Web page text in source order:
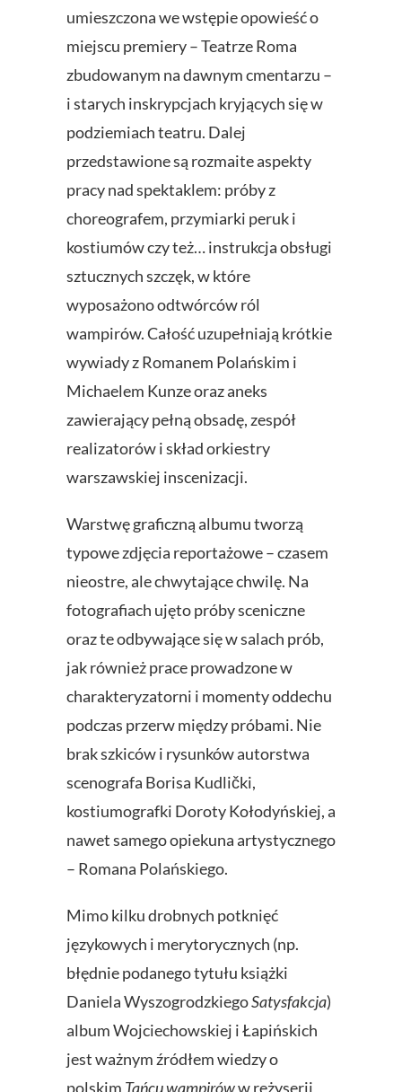
umieszczona we wstępie opowieść o
miejscu premiery – Teatrze Roma
zbudowanym na dawnym cmentarzu –
i starych inskrypcjach kryjących się w
podziemiach teatru. Dalej
przedstawione są rozmaite aspekty
pracy nad spektaklem: próby z
choreografem, przymiarki peruk i
kostiumów czy też… instrukcja obsługi
sztucznych szczęk, w które
wyposażono odtwórców ról
wampirów. Całość uzupełniają krótkie
wywiady z Romanem Polańskim i
Michaelem Kunze oraz aneks
zawierający pełną obsadę, zespół
realizatorów i skład orkiestry
warszawskiej inscenizacji.
Warstwę graficzną albumu tworzą
typowe zdjęcia reportażowe – czasem
nieostre, ale chwytające chwilę. Na
fotografiach ujęto próby sceniczne
oraz te odbywające się w salach prób,
jak również prace prowadzone w
charakteryzatorni i momenty oddechu
podczas przerw między próbami. Nie
brak szkiców i rysunków autorstwa
scenografa Borisa Kudlički,
kostiumografki Doroty Kołodyńskiej, a
nawet samego opiekuna artystycznego
– Romana Polańskiego.
Mimo kilku drobnych potknięć
językowych i merytorycznych (np.
błędnie podanego tytułu książki
Daniela WyszogrodzkiegoSatysfakcja)
album Wojciechowskiej i Łapińskich
jest ważnym źródłem wiedzy o
polskim Tańcu wampiróww reżyserii